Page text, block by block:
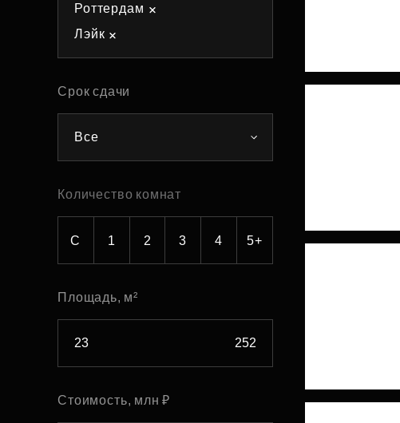
Роттердам
Лэйк
Срок сдачи
Все
Количество комнат
С 1 2 3 4 5+
Площадь, м²
Стоимость, млн ₽